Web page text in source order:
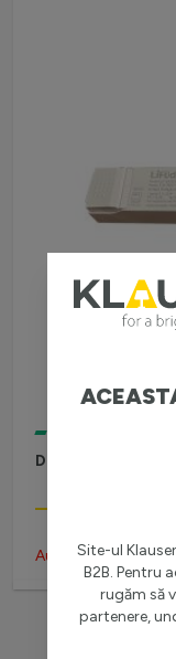
Site-ul
B2B. Pentru
rugăm să
partenere,
DRIVER SH DIM
Autentifică-te